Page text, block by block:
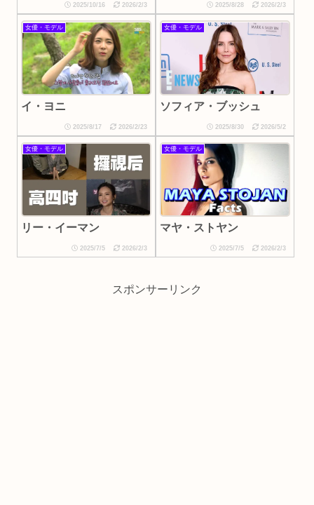
2025/10/16 2026/2/3 2025/8/28 2026/2/3
女優・モデル
イ・ヨニ
2025/8/17 2026/2/23
女優・モデル
ソフィア・ブッシュ
2025/8/30 2026/5/2
女優・モデル
リー・イーマン
2025/7/5 2026/2/3
女優・モデル
マヤ・ストヤン
2025/7/5 2026/2/3
スポンサーリンク